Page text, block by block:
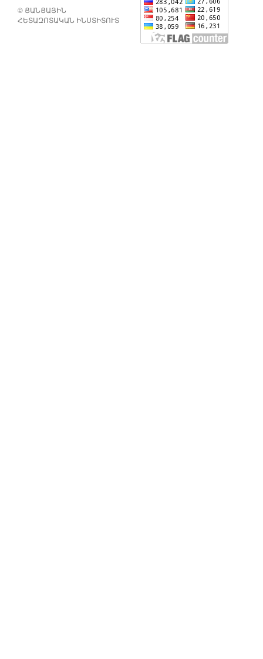
© ՑԱՆՑԱՅԻՆ
ՀԵՏԱԶՈՏԱԿԱՆ ԻՆՍՏԻՏՈՒՏ